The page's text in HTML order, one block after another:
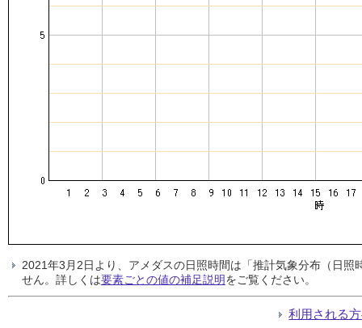
2021年3月2日より、アメダスの日照時間は「推計気象分布（日
せん。詳しくは要素ごとの値の補足説明をご覧ください。
利用される